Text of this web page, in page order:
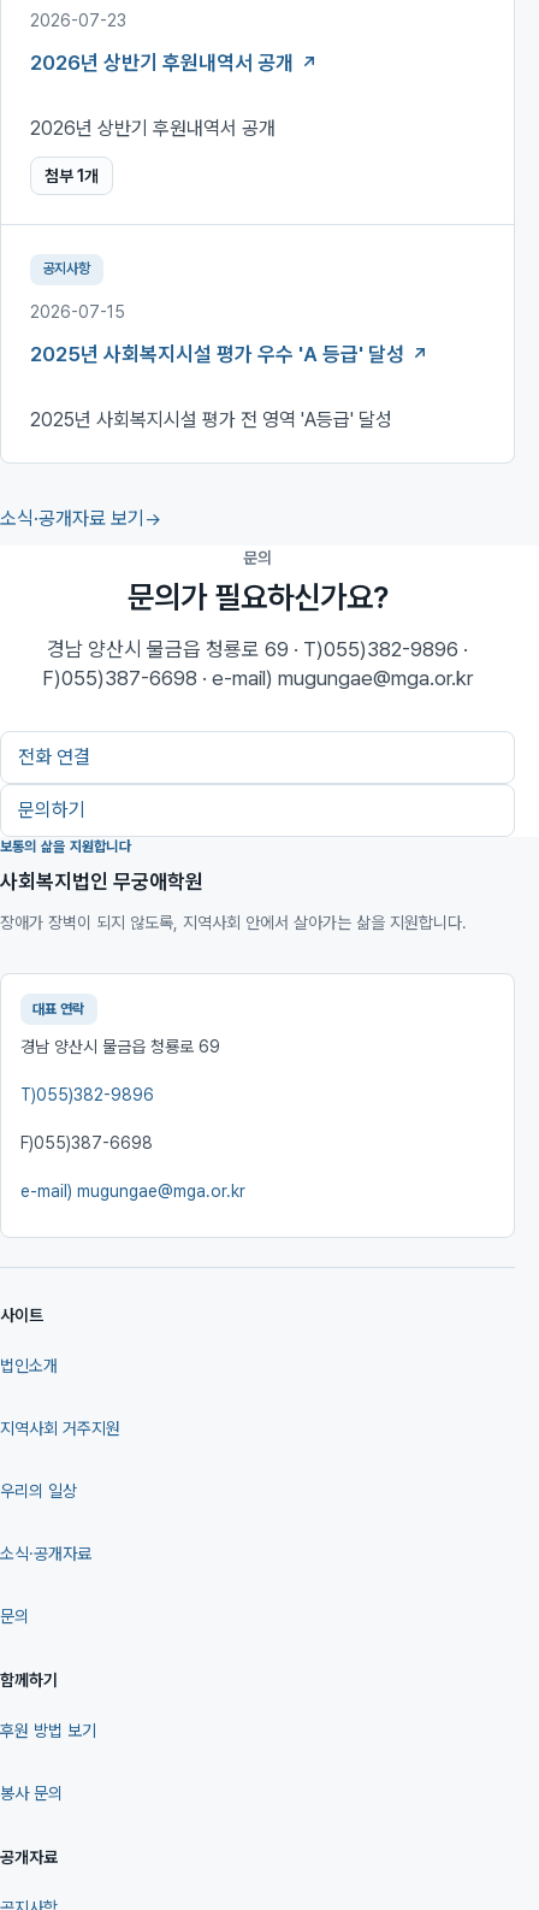
2026-07-23
2026년 상반기 후원내역서 공개
2026년 상반기 후원내역서 공개
첨부1개
공지사항
2026-07-15
2025년 사회복지시설 평가 우수 'A 등급' 달성
2025년 사회복지시설 평가 전 영역 'A등급' 달성
소식·공개자료 보기
문의
문의가 필요하신가요?
경남 양산시 물금읍 청룡로 69 · T)055)382-9896 ·
F)055)387-6698 · e-mail) mugungae@mga.or.kr
전화 연결
문의하기
보통의 삶을 지원합니다
사회복지법인 무궁애학원
장애가 장벽이 되지 않도록, 지역사회 안에서 살아가는 삶을 지원합니다.
대표 연락
경남 양산시 물금읍 청룡로 69
T)055)382-9896
F)055)387-6698
e-mail) mugungae@mga.or.kr
사이트
법인소개
지역사회 거주지원
우리의 일상
소식·공개자료
문의
함께하기
후원 방법 보기
봉사 문의
공개자료